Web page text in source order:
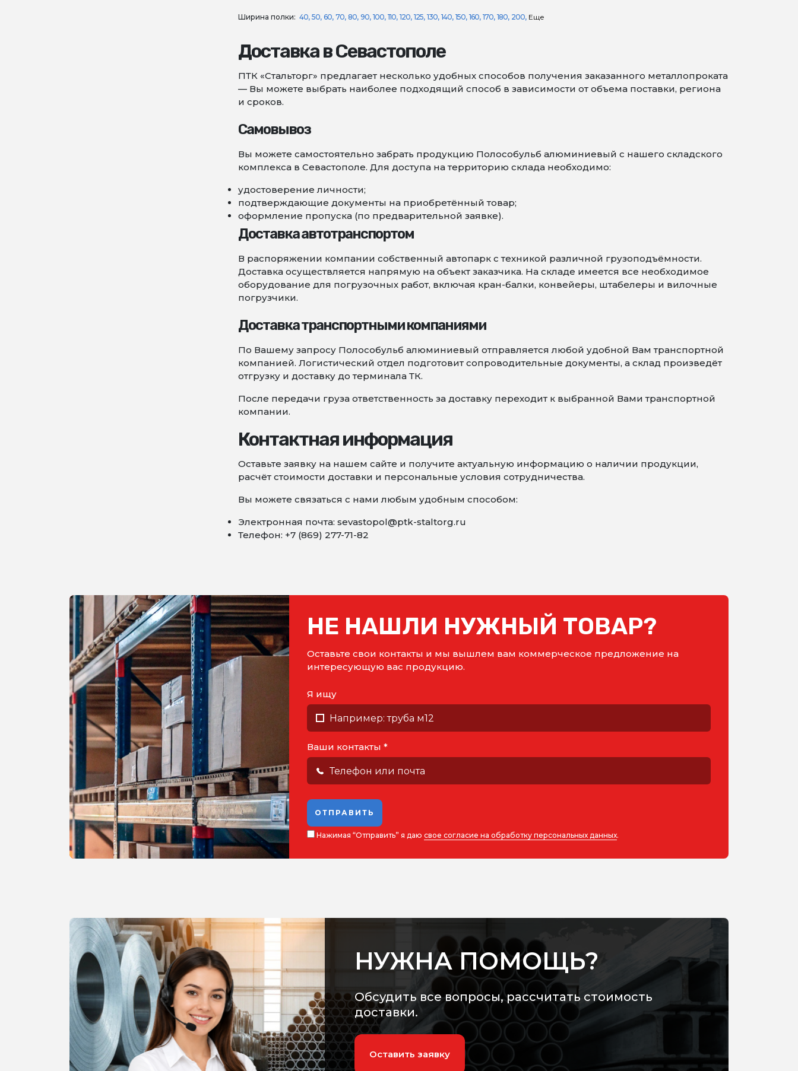
Ширина полки: 40 50 60 70 80 90 100 110 120 125 130 140 150 160 170 180 200 Еще
Доставка в Севастополе
ПТК «Стальторг» предлагает несколько удобных способов получения заказанного металлопроката
— Вы можете выбрать наиболее подходящий способ в зависимости от объема поставки, региона
и сроков.
Самовывоз
Вы можете самостоятельно забрать продукцию Полособульб алюминиевый с нашего складского
комплекса в Севастополе. Для доступа на территорию склада необходимо:
удостоверение личности;
подтверждающие документы на приобретённый товар;
оформление пропуска (по предварительной заявке).
Доставка автотранспортом
В распоряжении компании собственный автопарк с техникой различной грузоподъёмности.
Доставка осуществляется напрямую на объект заказчика. На складе имеется все необходимое
оборудование для погрузочных работ, включая кран-балки, конвейеры, штабелеры и вилочные
погрузчики.
Доставка транспортными компаниями
По Вашему запросу Полособульб алюминиевый отправляется любой удобной Вам транспортной
компанией. Логистический отдел подготовит сопроводительные документы, а склад произведёт
отгрузку и доставку до терминала ТК.
После передачи груза ответственность за доставку переходит к выбранной Вами транспортной
компании.
Контактная информация
Оставьте заявку на нашем сайте и получите актуальную информацию о наличии продукции,
расчёт стоимости доставки и персональные условия сотрудничества.
Вы можете связаться с нами любым удобным способом:
Электронная почта: sevastopol@ptk-staltorg.ru
Телефон: +7 (869) 277-71-82
НЕ НАШЛИ НУЖНЫЙ ТОВАР?
Оставьте свои контакты и мы вышлем вам коммерческое предложение на
интересующую вас продукцию.
Я ищу
Ваши контакты *
ОТПРАВИТЬ
Нажимая “Отправить” я даю свое согласие на обработку персональных данных.
НУЖНА ПОМОЩЬ?
Обсудить все вопросы, рассчитать стоимость
доставки.
Оставить заявку